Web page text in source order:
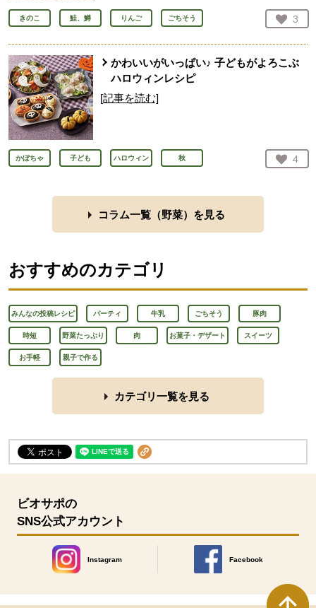
きのこ 鮭、鱒 りんご ごちそう お気
3
人
かわいいがいっぱい♪ 子どもがよろこぶ
ハロウィンレシピ
[記事を読む]
かぼちゃ 子ども ハロウィン 秋 お気
4
人
コラム一覧（野菜）を見る
おすすめのカテゴリ
みんなの投稿レシピ パーティ 牛乳 ごちそう 豚肉
時短 野菜たっぷり 肉 お菓子・デザート スイーツ
お手軽 親子で作る
カテゴリ一覧を見る
ビオサポの
SNS公式アカウント
Instagram
別のウィンドウで開きます。
Facebook
別のウィンドウで開きます